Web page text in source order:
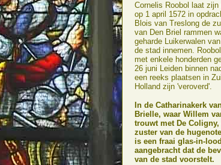
Cornelis Roobol laat zijn
op 1 april 1572 in
Blois van Treslong de
van Den Briel rammen
geharde Luikerwalen
de stad innemen.
met enkele honderden
26 juni Leiden binnen
een reeks plaatsen in
Holland zijn 'veroverd'.
In de Catharinakerk
Brielle, waar Willem
trouwt met De Coligny,
zuster van de
is een fraai glas-in-
aangebracht dat de
van de stad voorstelt.